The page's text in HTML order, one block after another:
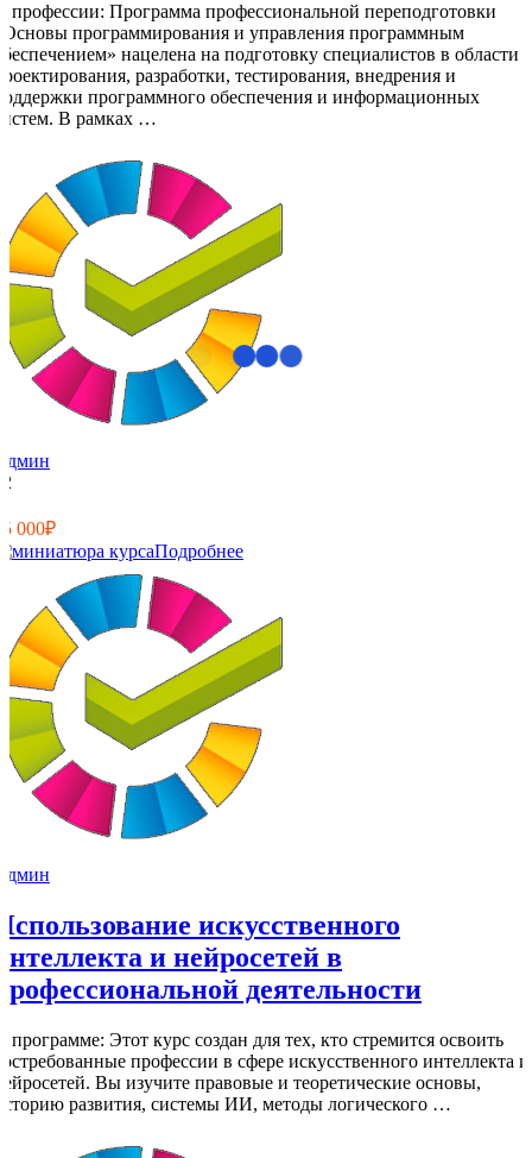
профессии: Программа профессиональной переподготовки
программирования и управления программным
нацелена на подготовку специалистов в области
разработки, тестирования, внедрения и
программного обеспечения и информационных
В рамках …
000₽
Подробнее
искусственного
и нейросетей в
деятельности
программе: Этот курс создан для тех, кто стремится освоить
профессии в сфере искусственного интеллекта и
Вы изучите правовые и теоретические основы,
развития, системы ИИ, методы логического …